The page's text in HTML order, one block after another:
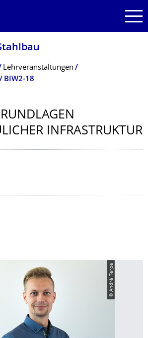
Lehrveranstaltungen
BIW2-18
INFRASTRUKTUR
© André Terpe